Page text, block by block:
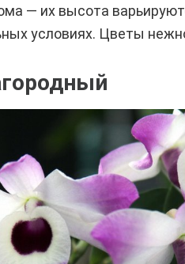
— их высота
условиях. Цветы